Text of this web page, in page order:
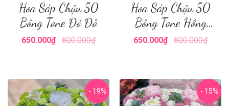
Hoa Sáp Chậu 50
Bông Tone Đỏ Đô
650.000₫ 800.000₫
Hoa Sáp Chậu 50
Bông Tone Hồng
Nude
650.000₫ 800.000₫
- 19% - 15%